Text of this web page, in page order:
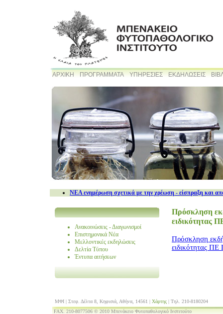
ΑΡΧΙΚΗ ΠΡΟΓΡΑΜΜΑΤΑ ΥΠΗΡΕΣΙΕΣ ΕΚΔΗΛΩΣΕΙΣ
NEA ενημέρωση σχετικά με την χρέωση - είσπραξη και
Ανακοινώσεις - Διαγωνισμοί
Επιστημονικά Νέα
Μελλοντικές εκδηλώσεις
Δελτία Τύπου
Έντυπα αιτήσεων
Πρόσκληση
ειδικότητας
Πρόσκληση
ειδικότητας
ΜΦΙ | Στεφ. Δέλτα 8, Κηφισιά, Αθήνα, 14561 | Χάρτης | Τηλ. 210-8180204
FAX. 210-8077506 © 2010 Μπενάκειο Φυτοπαθολογικό Ινστιτούτο